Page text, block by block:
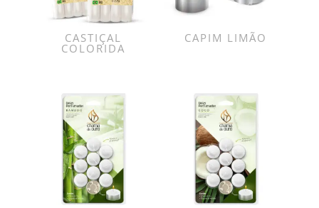
CASTIÇAL
COLORIDA
CAPIM LIMÃO